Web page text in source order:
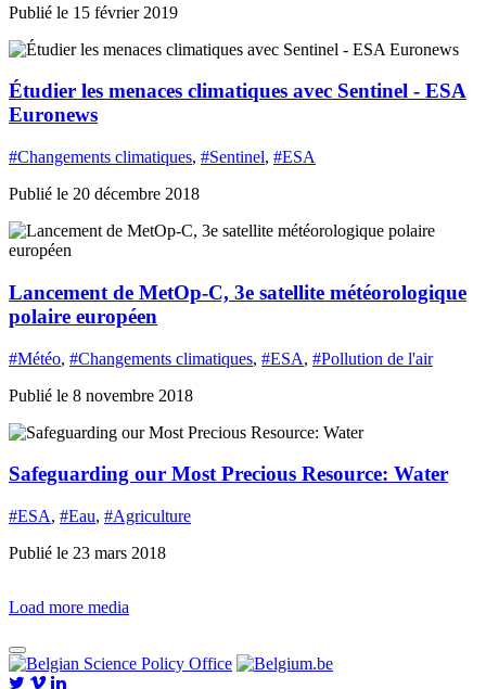
Publié le 15 février 2019
Étudier les menaces climatiques avec Sentinel - ESA
Euronews
#Changements climatiques, #Sentinel, #ESA
Publié le 20 décembre 2018
Lancement de MetOp-C, 3e satellite météorologique
polaire européen
#Météo, #Changements climatiques, #ESA, #Pollution de l'air
Publié le 8 novembre 2018
Safeguarding our Most Precious Resource: Water
#ESA, #Eau, #Agriculture
Publié le 23 mars 2018
Load more media